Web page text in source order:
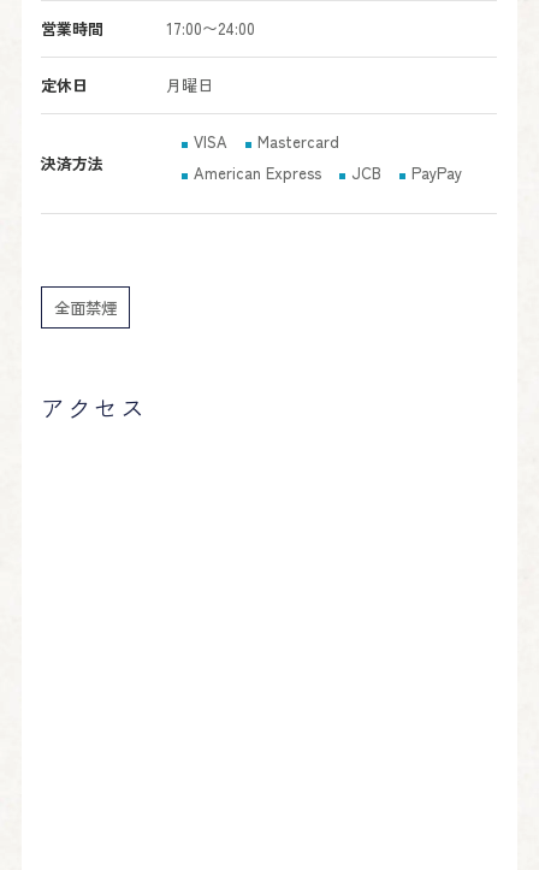
営業時間 17:00〜24:00
定休日 月曜日
決済方法
VISA
Mastercard
American Express
JCB PayPay
全面禁煙
アクセス